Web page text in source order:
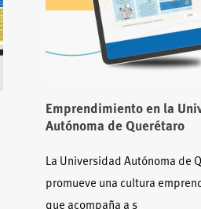
Emprendimiento en la
Autónoma de Querétaro
La Universidad Autónoma de
promueve una cultura
que acompaña a s